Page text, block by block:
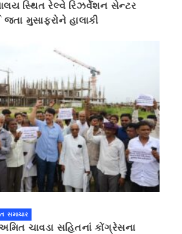
સ્થિત રેલ્વે રિઝર્વેશન સેન્ટર
મુસાફરોને હાલાકી
સમાચાર
ચાવડા સહિતનાં કોંગ્રેસના